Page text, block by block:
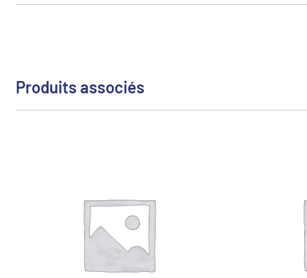
Produits associés